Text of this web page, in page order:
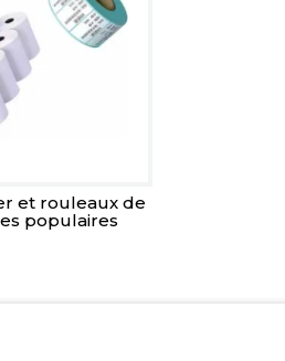
et rouleaux de
populaires